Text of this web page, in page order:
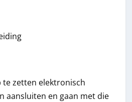
te zetten elektronisch
aansluiten en gaan met die